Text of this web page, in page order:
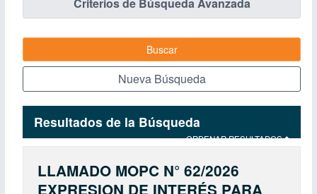
Buscar
Nueva Búsqueda
Resultados de la Búsqueda
ORDENAR RESULTADOS
LLAMADO MOPC N° 62/2026
EXPRESION DE INTERÉS PARA